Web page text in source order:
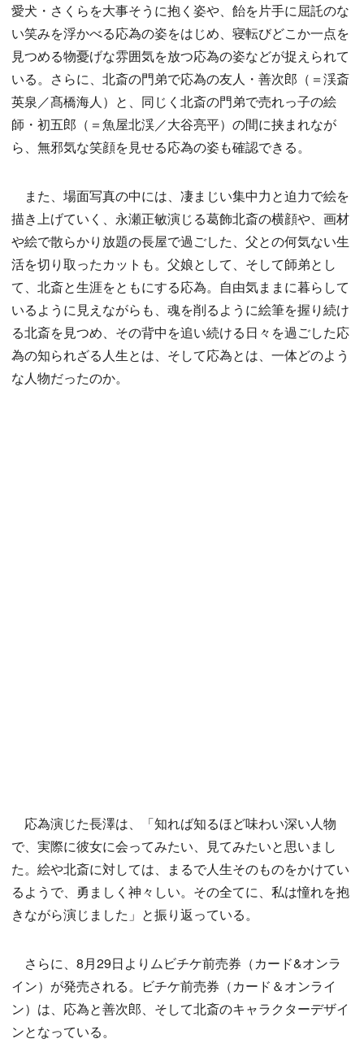
愛犬・さくらを大事そうに抱く姿や、飴を片手に屈託のな
い笑みを浮かべる応為の姿をはじめ、寝転びどこか一点を
見つめる物憂げな雰囲気を放つ応為の姿などが捉えられて
いる。さらに、北斎の門弟で応為の友人・善次郎（＝渓斎
英泉／髙橋海人）と、同じく北斎の門弟で売れっ子の絵
師・初五郎（＝魚屋北渓／大谷亮平）の間に挟まれなが
ら、無邪気な笑顔を見せる応為の姿も確認できる。
また、場面写真の中には、凄まじい集中力と迫力で絵を
描き上げていく、永瀬正敏演じる葛飾北斎の横顔や、画材
や絵で散らかり放題の長屋で過ごした、父との何気ない生
活を切り取ったカットも。父娘として、そして師弟とし
て、北斎と生涯をともにする応為。自由気ままに暮らして
いるように見えながらも、魂を削るように絵筆を握り続け
る北斎を見つめ、その背中を追い続ける日々を過ごした応
為の知られざる人生とは、そして応為とは、一体どのよう
な人物だったのか。
応為演じた長澤は、「知れば知るほど味わい深い人物
で、実際に彼女に会ってみたい、見てみたいと思いまし
た。絵や北斎に対しては、まるで人生そのものをかけてい
るようで、勇ましく神々しい。その全てに、私は憧れを抱
きながら演じました」と振り返っている。
さらに、8月29日よりムビチケ前売券（カード&オンラ
イン）が発売される。ビチケ前売券（カード＆オンライ
ン）は、応為と善次郎、そして北斎のキャラクターデザイ
ンとなっている。